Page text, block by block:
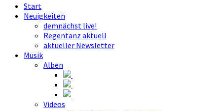
Start
Neuigkeiten
demnächst live!
Regentanz aktuell
aktueller Newsletter
Musik
Alben
Videos